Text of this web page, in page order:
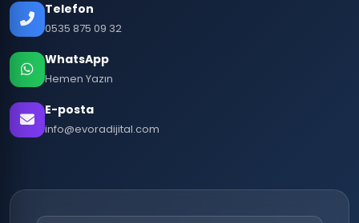
Telefon
0535 875 09 32
WhatsApp
Hemen Yazın
E-posta
info@evoradijital.com